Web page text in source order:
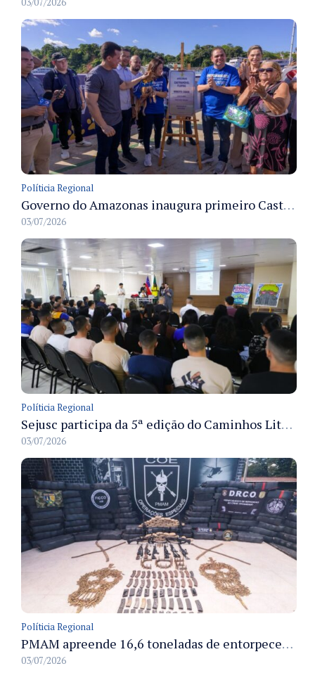
Políticia Regional
Governo do Amazonas inaugura primeiro Castramóvel Fluvial para atendimento veterinário às comunidades ribeirinhas e castração gratuita
03/07/2026
Políticia Regional
Sejusc participa da 5ª edição do Caminhos Literários com foco na cultura hip-hop nas unidades socioeducativas
03/07/2026
Políticia Regional
PMAM apreende 16,6 toneladas de entorpecentes e registra aumento nas prisões em flagrante e nas capturas de foragidos no primeiro semestre de 2026
03/07/2026